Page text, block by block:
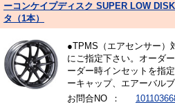
ーコンケイプディスク SUPER LOW
タ（1本）
●TPMS（エアセンサー）
にご指定下さい。オーダ
ーダー時インセットを指
ーキャップ、エアーバルブ
お問合NO
：